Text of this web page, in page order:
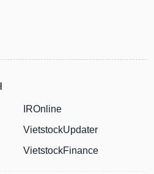
IROnline
VietstockUpdater
VietstockFinance